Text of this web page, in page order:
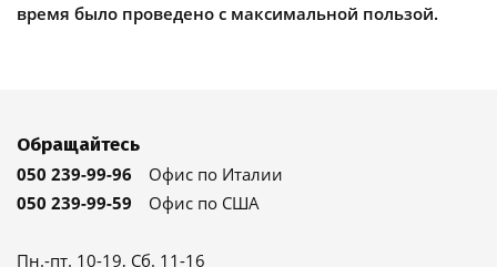
время было проведено с максимальной пользой.
Обращайтесь
050 239-99-96
Офис по Италии
050 239-99-59
Офис по США
Пн.-пт. 10-19, Сб. 11-16